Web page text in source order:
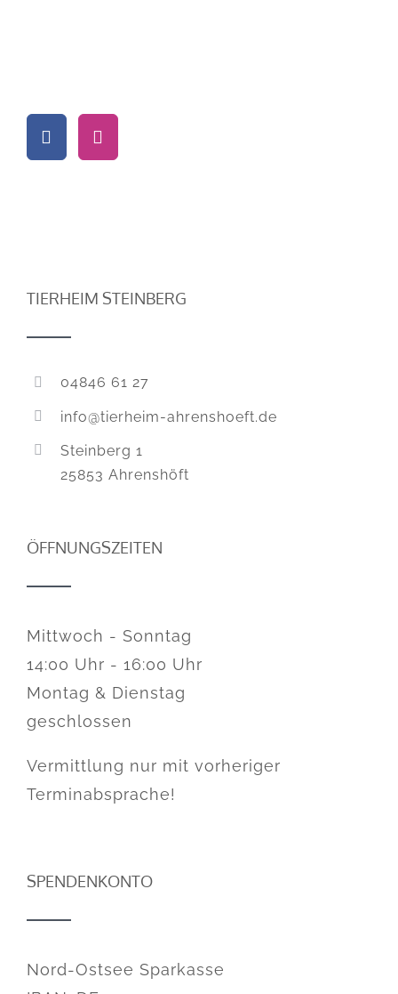
TIERHEIM STEINBERG
04846 61 27
info@tierheim-ahrenshoeft.de
Steinberg 1
25853 Ahrenshöft
ÖFFNUNGSZEITEN
Mittwoch - Sonntag
14:00 Uhr - 16:00 Uhr
Montag & Dienstag
geschlossen
Vermittlung nur mit vorheriger
Terminabsprache!
SPENDENKONTO
Nord-Ostsee Sparkasse